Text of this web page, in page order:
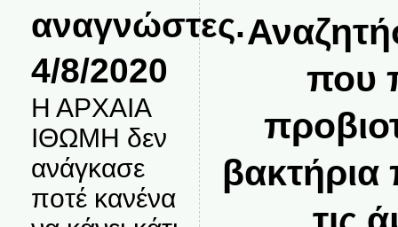
αναγνώστες.
4/8/2020
Η ΑΡΧΑΙΑ
ΙΘΩΜΗ δεν
ανάγκασε
ποτέ κανένα
που
βακτήρια